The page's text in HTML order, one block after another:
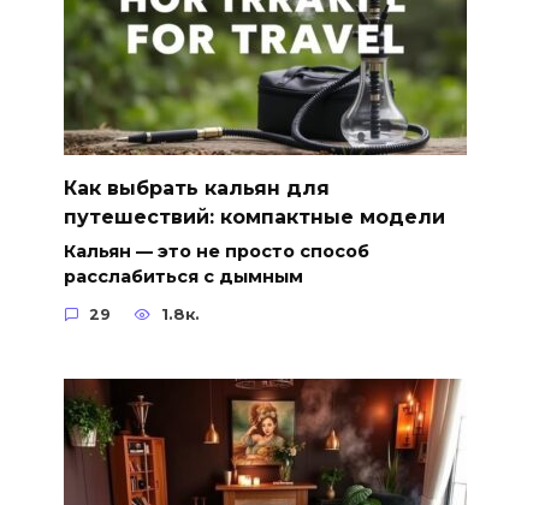
Как выбрать кальян для
путешествий: компактные модели
Кальян — это не просто способ
расслабиться с дымным
29 1.8к.